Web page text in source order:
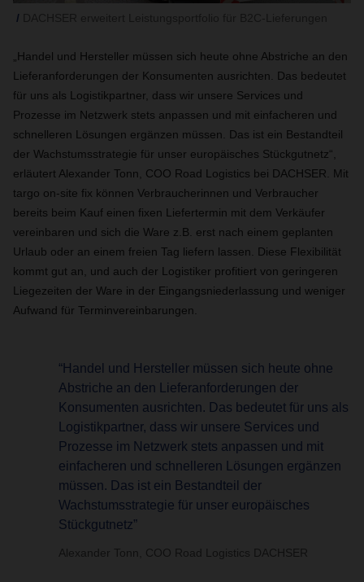
„Handel und Hersteller müssen sich heute ohne Abstriche an den
Lieferanforderungen der Konsumenten ausrichten. Das bedeutet
für uns als Logistikpartner, dass wir unsere Services und
Prozesse im Netzwerk stets anpassen und mit einfacheren und
schnelleren Lösungen ergänzen müssen. Das ist ein Bestandteil
der Wachstumsstrategie für unser europäisches Stückgutnetz“,
erläutert Alexander Tonn, COO Road Logistics bei DACHSER. Mit
targo on-site fix können Verbraucherinnen und Verbraucher
bereits beim Kauf einen fixen Liefertermin mit dem Verkäufer
vereinbaren und sich die Ware z.B. erst nach einem geplanten
Urlaub oder an einem freien Tag liefern lassen. Diese Flexibilität
kommt gut an, und auch der Logistiker profitiert von geringeren
Liegezeiten der Ware in der Eingangsniederlassung und weniger
Aufwand für Terminvereinbarungen.
“Handel und Hersteller müssen sich heute ohne
Abstriche an den Lieferanforderungen der
Konsumenten ausrichten. Das bedeutet für uns als
Logistikpartner, dass wir unsere Services und
Prozesse im Netzwerk stets anpassen und mit
einfacheren und schnelleren Lösungen ergänzen
müssen. Das ist ein Bestandteil der
Wachstumsstrategie für unser europäisches
Stückgutnetz”
Alexander Tonn, COO Road Logistics DACHSER